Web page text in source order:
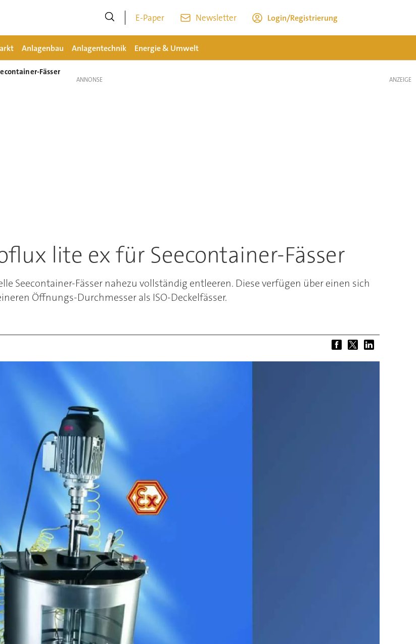
E-Paper Newsletter Login/Registrierung
Anlagenbau Anlagentechnik Energie & Umwelt
Fässer
lite ex für Seecontainer-Fässer
Seecontainer-Fässer nahezu vollständig entleeren. Diese verfügen über einen sich
Öffnungs-Durchmesser als ISO-Deckelfässer.
ANZEIGE